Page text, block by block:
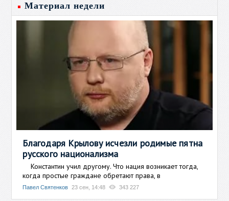
Материал недели
Благодаря Крылову исчезли родимые пятна
русского национализма
Константин учил другому. Что нация возникает тогда,
когда простые граждане обретают права, в
Павел Святенков 23 сен, 14:48 343 227